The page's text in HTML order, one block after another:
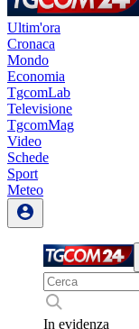
Ultim'ora
Cronaca
Mondo
Economia
TgcomLab
Televisione
TgcomMag
Video
Schede
Sport
Meteo
In evidenza